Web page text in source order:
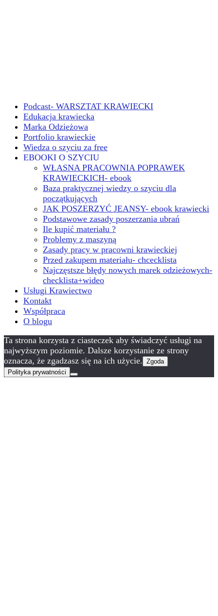
Podcast- WARSZTAT KRAWIECKI
Edukacja krawiecka
Marka Odzieżowa
Portfolio krawieckie
Wiedza o szyciu za free
EBOOKI O SZYCIU
WŁASNA PRACOWNIA POPRAWEK
KRAWIECKICH- ebook
Baza praktycznej wiedzy o szyciu dla
początkujących
JAK POSZERZYĆ JEANSY- ebook krawiecki
Podstawowe zasady poszerzania ubrań
Ile kupić materiału ?
Problemy z maszyną
Zasady pracy w pracowni krawieckiej
Przed zakupem materiału- chcecklista
Najczęstsze błędy nowych marek odzieżowych-
checklista+wideo
Usługi Krawiectwo
Kontakt
Współpraca
O blogu
Ta strona korzysta z ciasteczek aby świadczyć usługi na
najwyższym poziomie. Dalsze korzystanie ze strony
oznacza, że zgadzasz się na ich użycie. Zgoda
Polityka prywatności